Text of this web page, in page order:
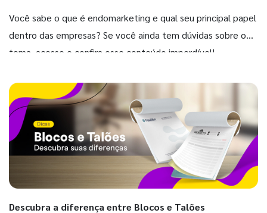
Você sabe o que é endomarketing e qual seu principal papel
dentro das empresas? Se você ainda tem dúvidas sobre o
tema, acesse e confira esse conteúdo imperdível!
Descubra a diferença entre Blocos e Talões